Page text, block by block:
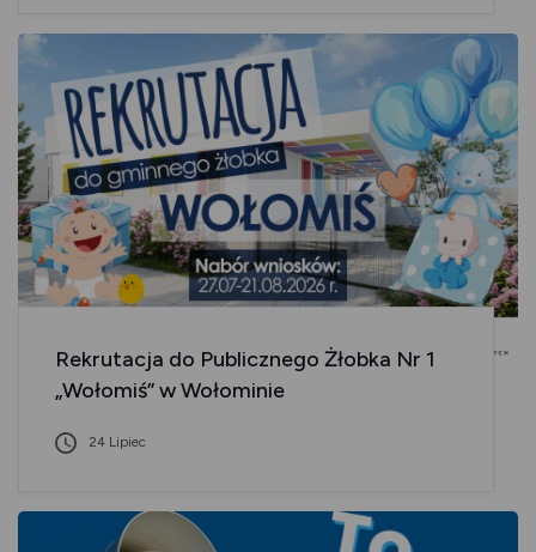
Rekrutacja do Publicznego Żłobka Nr 1
„Wołomiś” w Wołominie
24 Lipiec